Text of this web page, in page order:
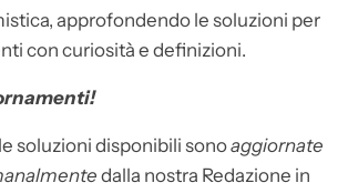
approfondendo le soluzioni per
con curiosità e definizioni.
soluzioni disponibili sonoaggiornate
dalla nostra Redazione in